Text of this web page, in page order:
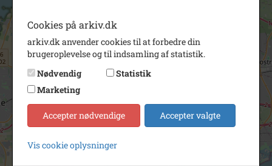
Cookies på arkiv.dk
arkiv.dk anvender cookies til at forbedre din
brugeroplevelse og til indsamling af statistik.
Nødvendig
Statistik
Marketing
Accepter nødvendige Accepter valgte
Vis cookie oplysninger